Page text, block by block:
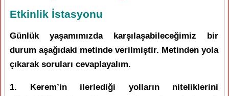
Etkinlik İstasyonu
Günlük yaşamımızda karşılaşabileceğimiz bir
durum aşağıdaki metinde verilmiştir. Metinden yola
çıkarak soruları cevaplayalım.
1. Kerem’in ilerlediği yolların niteliklerini